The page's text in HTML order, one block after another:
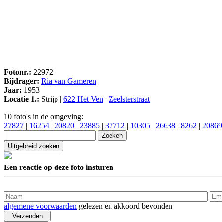
Fotonr.: 22972
Bijdrager: Ria van Gameren
Jaar: 1953
Locatie 1.: Strijp | 622 Het Ven Zeelsterstraat
10 foto's in de omgeving:
27827
16254 20820 23885 37712 10305 26638 8262 20869
Een reactie op deze foto insturen
algemene voorwaarden gelezen en akkoord bevonden